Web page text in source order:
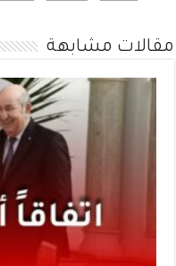
مقالات مشابهة